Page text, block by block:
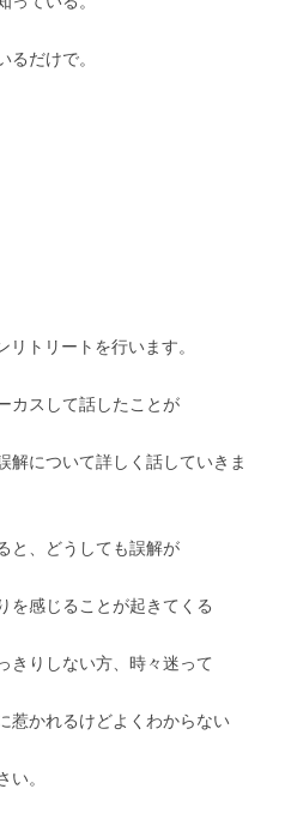
だけで。
トリートを行います。
カスして話したことが
解について詳しく話していきま
と、どうしても誤解が
を感じることが起きてくる
きりしない方、時々迷って
惹かれるけどよくわからない
。